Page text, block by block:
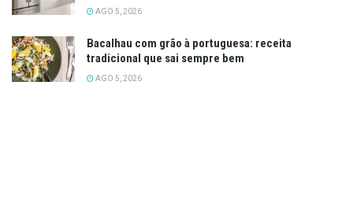
AGO 5, 2026
Bacalhau com grão à portuguesa: receita
tradicional que sai sempre bem
AGO 5, 2026